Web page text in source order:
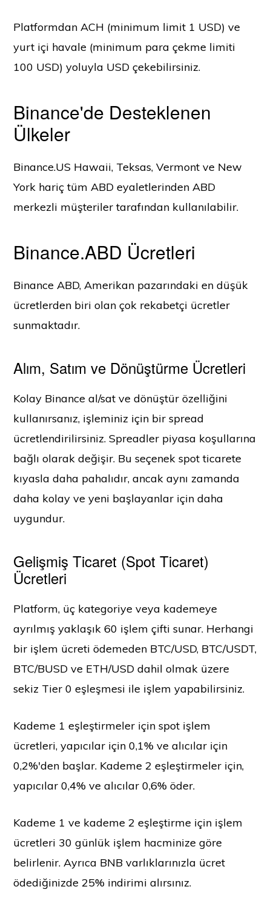
Platformdan ACH (minimum limit 1 USD) ve
yurt içi havale (minimum para çekme limiti
100 USD) yoluyla USD çekebilirsiniz.
Binance'de Desteklenen
Ülkeler
Binance.US Hawaii, Teksas, Vermont ve New
York hariç tüm ABD eyaletlerinden ABD
merkezli müşteriler tarafından kullanılabilir.
Binance.ABD Ücretleri
Binance ABD, Amerikan pazarındaki en düşük
ücretlerden biri olan çok rekabetçi ücretler
sunmaktadır.
Alım, Satım ve Dönüştürme Ücretleri
Kolay Binance al/sat ve dönüştür özelliğini
kullanırsanız, işleminiz için bir spread
ücretlendirilirsiniz. Spreadler piyasa koşullarına
bağlı olarak değişir. Bu seçenek spot ticarete
kıyasla daha pahalıdır, ancak aynı zamanda
daha kolay ve yeni başlayanlar için daha
uygundur.
Gelişmiş Ticaret (Spot Ticaret)
Ücretleri
Platform, üç kategoriye veya kademeye
ayrılmış yaklaşık 60 işlem çifti sunar. Herhangi
bir işlem ücreti ödemeden BTC/USD, BTC/USDT,
BTC/BUSD ve ETH/USD dahil olmak üzere
sekiz Tier 0 eşleşmesi ile işlem yapabilirsiniz.
Kademe 1 eşleştirmeler için spot işlem
ücretleri, yapıcılar için 0,1% ve alıcılar için
0,2%'den başlar. Kademe 2 eşleştirmeler için,
yapıcılar 0,4% ve alıcılar 0,6% öder.
Kademe 1 ve kademe 2 eşleştirme için işlem
ücretleri 30 günlük işlem hacminize göre
belirlenir. Ayrıca BNB varlıklarınızla ücret
ödediğinizde 25% indirimi alırsınız.